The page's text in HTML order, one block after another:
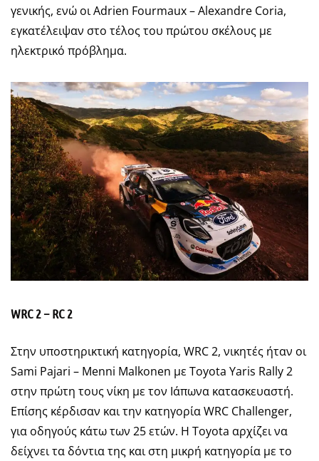
γενικής, ενώ οι Adrien Fourmaux – Alexandre Coria,
εγκατέλειψαν στο τέλος του πρώτου σκέλους με
ηλεκτρικό πρόβλημα.
WRC 2 – RC 2
Στην υποστηρικτική κατηγορία, WRC 2, νικητές ήταν οι
Sami Pajari – Menni Malkonen με Toyota Yaris Rally 2
στην πρώτη τους νίκη με τον Ιάπωνα κατασκευαστή.
Επίσης κέρδισαν και την κατηγορία WRC Challenger,
για οδηγούς κάτω των 25 ετών. Η Toyota αρχίζει να
δείχνει τα δόντια της και στη μικρή κατηγορία με το